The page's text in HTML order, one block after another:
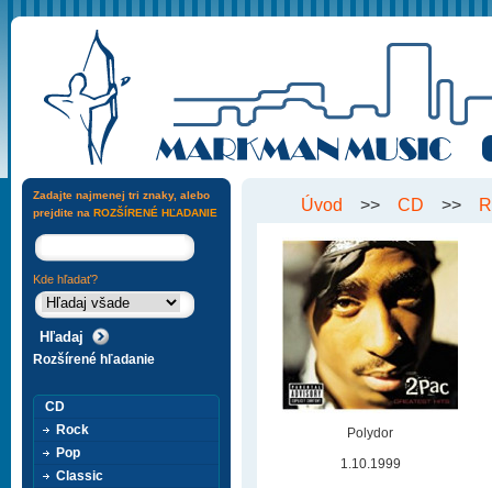
Úvod >> CD >>
Polydor
1.10.1999
Zadajte najmenej tri znaky, alebo
prejdite na ROZŠÍRENÉ HĽADANIE
Kde hľadať?
Rozšírené hľadanie
CD
Rock
Pop
Classic